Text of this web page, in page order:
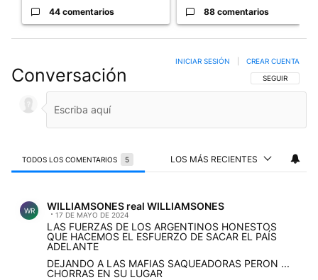
44 comentarios 88 comentarios
Conversación SIGA ESTA
SEGUIR
INICIAR SESIÓN CREAR CUENTA
TODOS LOS COMENTARIOS 5 LOS MÁS RECIENTES
WR WILLIAMSONES real WILLIAMSONES
17 DE MAYO DE 2024
LAS FUERZAS DE LOS ARGENTINOS HONESTOS
QUE HACEMOS EL ESFUERZO DE SACAR EL PAÍS
ADELANTE
DEJANDO A LAS MAFIAS SAQUEADORAS PERON ...
CHORRAS EN SU LUGAR